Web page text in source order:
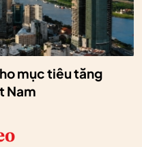
mục tiêu tăng
Nam